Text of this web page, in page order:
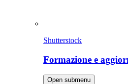
Shutterstock
Formazione e
Open submenu